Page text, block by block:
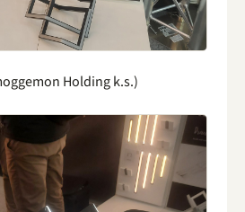
Holding k.s.)